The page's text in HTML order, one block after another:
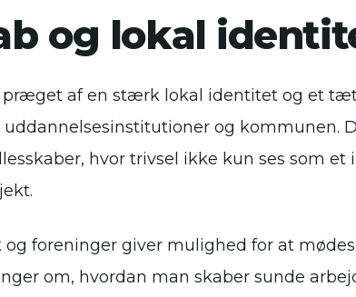
og lokal
præget af en stærk lokal identitet og et
og kommunen.
hvor trivsel ikke kun ses som et
foreninger giver mulighed for at
om, hvordan man skaber sunde